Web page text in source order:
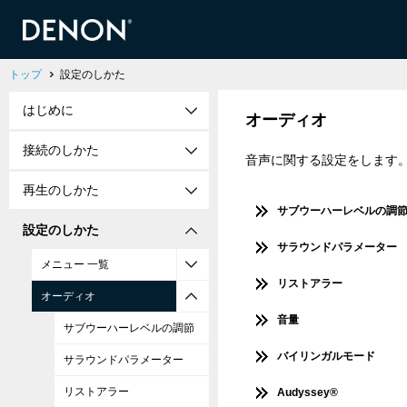
トップ 設定のしかた
はじめに
接続のしかた
再生のしかた
設定のしかた
メニュー 一覧
オーディオ
サブウーハーレベルの調節
サラウンドパラメーター
リストアラー
オーディオ
音声に関する設定をします
サブウーハーレベルの調節
サラウンドパラメーター
リストアラー
音量
バイリンガルモード
Audyssey®